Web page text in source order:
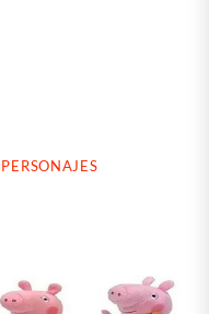
PERSONAJES